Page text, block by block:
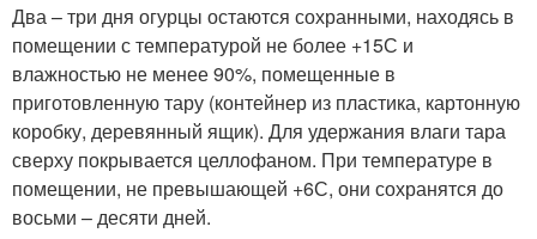
Два – три дня огурцы остаются сохранными, находясь в
помещении с температурой не более +15С и
влажностью не менее 90%, помещенные в
приготовленную тару (контейнер из пластика, картонную
коробку, деревянный ящик). Для удержания влаги тара
сверху покрывается целлофаном. При температуре в
помещении, не превышающей +6С, они сохранятся до
восьми – десяти дней.